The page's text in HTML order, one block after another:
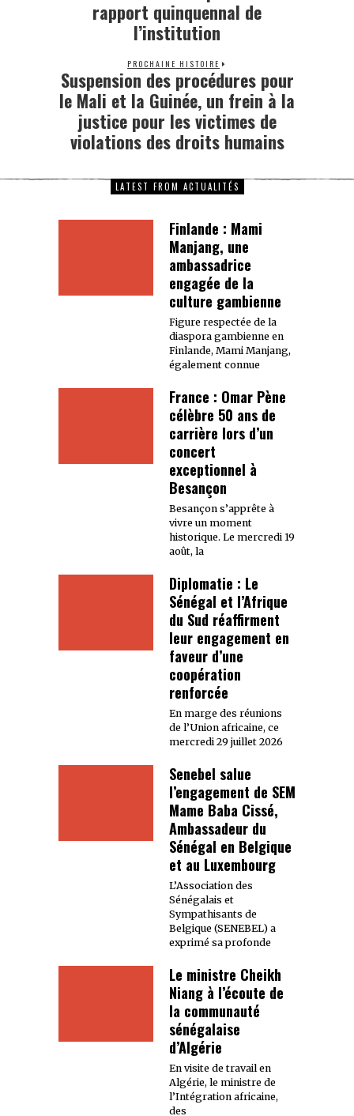
rapport quinquennal de
l’institution
PROCHAINE HISTOIRE
Suspension des procédures pour
le Mali et la Guinée, un frein à la
justice pour les victimes de
violations des droits humains
LATEST FROM ACTUALITÉS
Finlande : Mami
Manjang, une
ambassadrice
engagée de la
culture gambienne
Figure respectée de la
diaspora gambienne en
Finlande, Mami Manjang,
également connue
France : Omar Pène
célèbre 50 ans de
carrière lors d’un
concert
exceptionnel à
Besançon
Besançon s’apprête à
vivre un moment
historique. Le mercredi 19
août, la
Diplomatie : Le
Sénégal et l’Afrique
du Sud réaffirment
leur engagement en
faveur d’une
coopération
renforcée
En marge des réunions
de l’Union africaine, ce
mercredi 29 juillet 2026
Senebel salue
l’engagement de SEM
Mame Baba Cissé,
Ambassadeur du
Sénégal en Belgique
et au Luxembourg
L’Association des
Sénégalais et
Sympathisants de
Belgique (SENEBEL) a
exprimé sa profonde
Le ministre Cheikh
Niang à l’écoute de
la communauté
sénégalaise
d’Algérie
En visite de travail en
Algérie, le ministre de
l’Intégration africaine,
des